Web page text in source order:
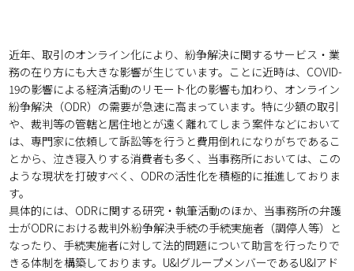
近年、取引のオンライン化により、紛争解決に関するサービス・業
務の在り方にも大きな影響が生じています。ことに近時は、COVID-
19の影響による経済活動のリモート化の影響も加わり、オンライン
紛争解決（ODR）の需要が急速に高まっています。特に少額の取引
や、裁判等の管轄と居住地とが遠く離れてしまう案件などにおいて
は、専門家に依頼して訴訟等を行うと費用倒れになりがちであるこ
とから、泣き寝入りする消費者も多く、当事務所においては、この
ような現状を打破すべく、ODRの活性化を積極的に推進しておりま
す。
具体的には、ODRに関する研究・執筆活動のほか、当事務所の弁護
士がODRにおける裁判外紛争解決手続の手続実施者（調停人等）と
なったり、手続実施者に対して法的問題について助言を行ったりで
きる体制を構築しております。U&IグループメンバーであるU&Iアド